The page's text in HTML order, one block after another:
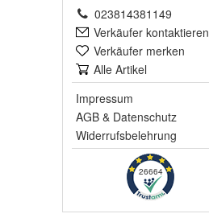
023814381149
Verkäufer kontaktieren
Verkäufer merken
Alle Artikel
Impressum
AGB & Datenschutz
Widerrufsbelehrung
26664